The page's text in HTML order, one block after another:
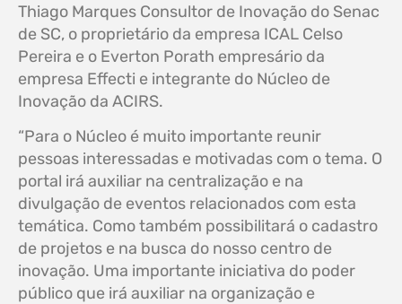
Thiago Marques Consultor de Inovação do Senac
de SC, o proprietário da empresa ICAL Celso
Pereira e o Everton Porath empresário da
empresa Effecti e integrante do Núcleo de
Inovação da ACIRS.
“Para o Núcleo é muito importante reunir
pessoas interessadas e motivadas com o tema. O
portal irá auxiliar na centralização e na
divulgação de eventos relacionados com esta
temática. Como também possibilitará o cadastro
de projetos e na busca do nosso centro de
inovação. Uma importante iniciativa do poder
público que irá auxiliar na organização e